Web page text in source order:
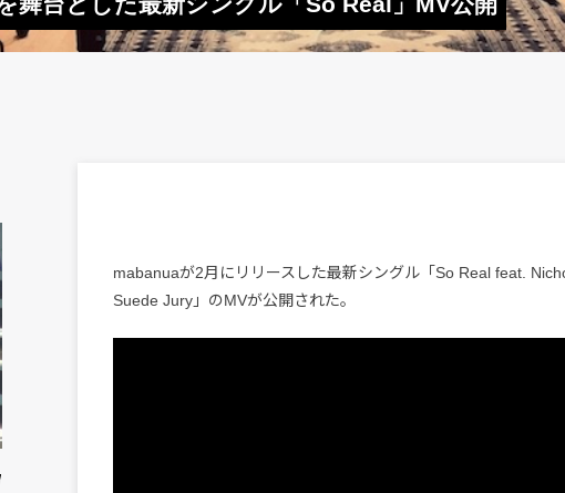
mabanuaが2月にリリースした最新シングル「So Real feat.
Suede Jury」のMVが公開された。